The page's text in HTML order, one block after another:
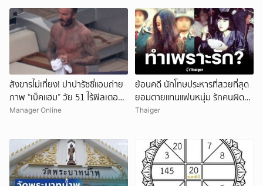
สังขารไม่เที่ยง! ปาปารัซซี่แอบถ่าย
ภาพ “เบ็คแฮม” วัย 51 ไร้ฟิลเตอร์
เผยให้เห็นผมบาง-ศีรษะล้าน
Manager Online
ย้อนคดี นักโทษประหารที่สวยที่สุด
ยอมตายแทนแฟนหนุ่ม รักคนผิด
ชีวิตดิ่งเหว
Thaiger